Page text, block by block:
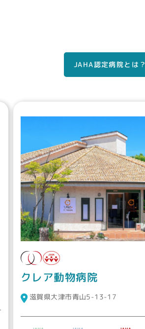
JAHA認定病院とは？
クレア動物病院
滋賀県大津市青山5-13-17